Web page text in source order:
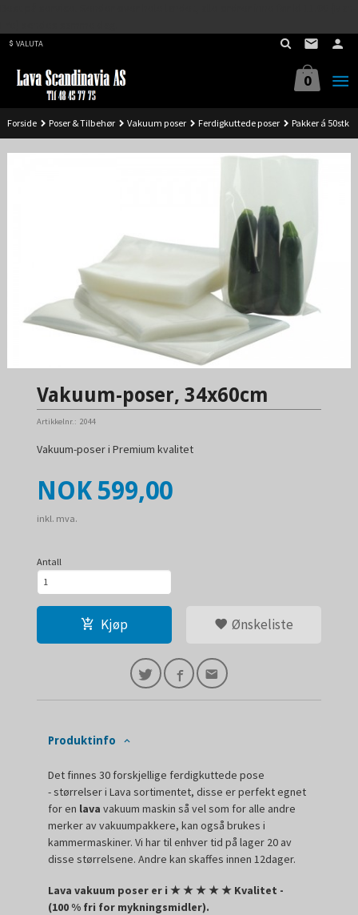
VALUTA
0
Forside Poser & Tilbehør Vakuum poser Ferdigkuttede poser Pakker á 50stk
Vakuum-poser, 34x60cm
Artikkelnr.: 2044
Vakuum-poser i Premium kvalitet
Pris
NOK 599,00
inkl. mva.
Antall
Kjøp Ønskeliste
Produktinfo
Det finnes 30 forskjellige ferdigkuttede pose
- størrelser i Lava sortimentet, disse er perfekt egnet
for en lava vakuum maskin så vel som for alle andre
merker av vakuumpakkere, kan også brukes i
kammermaskiner. Vi har til enhver tid på lager 20 av
disse størrelsene. Andre kan skaffes innen 12dager.
Lava vakuum poser er i★★★★★ Kvalitet -
(100 % fri for mykningsmidler).